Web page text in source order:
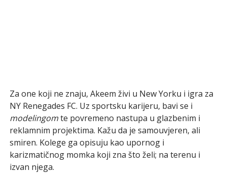
Za one koji ne znaju, Akeem živi u New Yorku i igra za
NY Renegades FC. Uz sportsku karijeru, bavi se i
modelingomte povremeno nastupa u glazbenim i
reklamnim projektima. Kažu da je samouvjeren, ali
smiren. Kolege ga opisuju kao upornog i
karizmatičnog momka koji zna što želi; na terenu i
izvan njega.